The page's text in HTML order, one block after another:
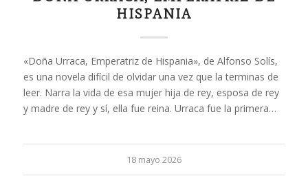
HISPANIA
«Doña Urraca, Emperatriz de Hispania», de Alfonso Solís,
es una novela difícil de olvidar una vez que la terminas de
leer. Narra la vida de esa mujer hija de rey, esposa de rey
y madre de rey y sí, ella fue reina. Urraca fue la primera…
18 mayo 2026